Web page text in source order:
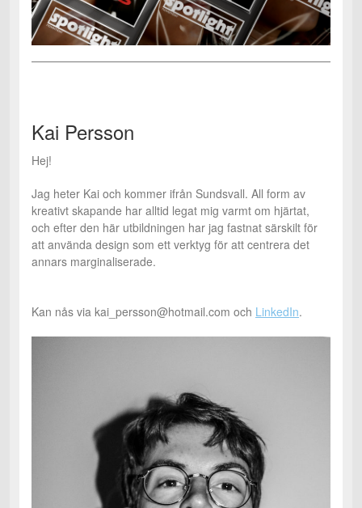
Kai Persson
Hej!
Jag heter Kai och kommer ifrån Sundsvall. All form av
kreativt skapande har alltid legat mig varmt om hjärtat,
och efter den här utbildningen har jag fastnat särskilt för
att använda design som ett verktyg för att centrera det
annars marginaliserade.
Kan nås via kai_persson@hotmail.com och LinkedIn.